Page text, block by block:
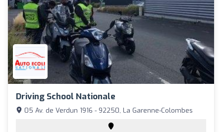
Driving School Nationale
05 Av. de Verdun 1916 - 92250, La Garenne-Colombes